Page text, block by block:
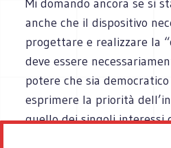
Mi domando ancora se si
anche che il dispositivo
progettare e realizzare la
deve essere
potere che sia
esprimere la priorità
quello dei singoli interessi